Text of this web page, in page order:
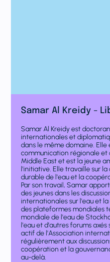
Samar Al Kreidy -
Samar Al Kreidy est
internationales et
dans le même domaine. Elle
communication régionale et
Middle East et est la jeune
l'initiative. Elle travaille sur
durable de l'eau et la
Par son travail, Samar
des jeunes dans les
internationales sur l'eau et
des plateformes mondiales
mondiale de l'eau de
l'eau et d'autres forums
actif de l'Association
régulièrement aux
coopération et la
au-delà.